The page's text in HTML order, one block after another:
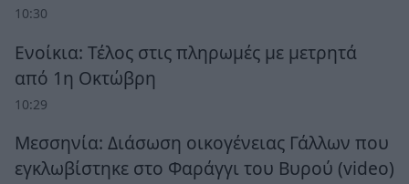
10:30
Ενοίκια: Τέλος στις πληρωμές με μετρητά
από 1η Οκτώβρη
10:29
Μεσσηνία: Διάσωση οικογένειας Γάλλων που
εγκλωβίστηκε στο Φαράγγι του Βυρού (video)